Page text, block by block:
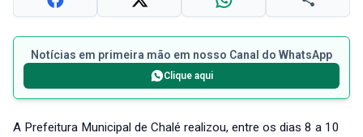
Notícias em primeira mão em nosso Canal do WhatsApp
Clique aqui
A Prefeitura Municipal de Chalé realizou, entre os dias 8 a 10